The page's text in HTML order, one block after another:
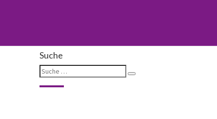
Suche
Suche
nach:
Suchen